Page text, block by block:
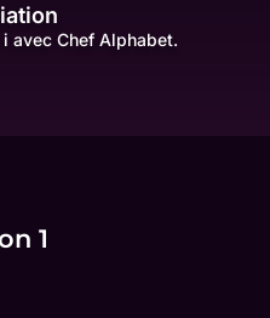
avec Chef Alphabet.
1